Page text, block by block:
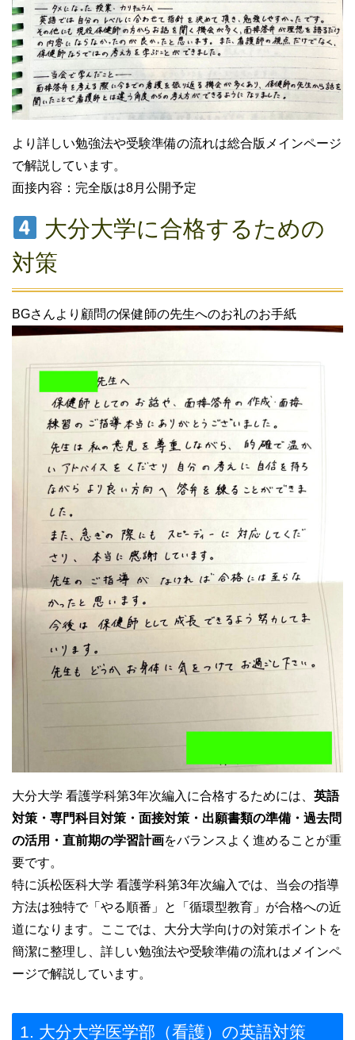
より詳しい勉強法や受験準備の流れは総合版メインページ
で解説しています。
面接内容：完全版は8月公開予定
大分大学に合格するための
対策
BGさんより顧問の保健師の先生へのお礼のお手紙
大分大学 看護学科第3年次編入に合格するためには、 英語
対策・専門科目対策・面接対策・出願書類の準備・過去問
の活用・直前期の学習計画をバランスよく進めることが重
要です。
特に浜松医科大学 看護学科第3年次編入では、当会の指導
方法は独特で「やる順番」と「循環型教育」が合格への近
道になります。ここでは、大分大学向けの対策ポイントを
簡潔に整理し、詳しい勉強法や受験準備の流れはメインペ
ージで解説しています。
1. 大分大学医学部（看護）の英語対策